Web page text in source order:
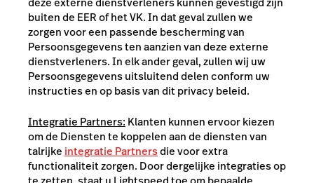
buiten de EER of het VK. In dat geval zullen we
zorgen voor een passende bescherming van
Persoonsgegevens ten aanzien van deze externe
dienstverleners. In elk ander geval, zullen wij uw
Persoonsgegevens uitsluitend delen conform uw
instructies en op basis van dit privacy beleid.
Integratie Partners: Klanten kunnen ervoor kiezen
om de Diensten te koppelen aan de diensten van
talrijke integratie Partnersdie voor extra
functionaliteit zorgen. Door dergelijke integraties op